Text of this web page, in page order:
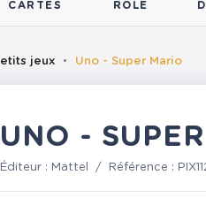
CARTES
RÔLE
jeux Uno - Super Mario
UNO -
Éditeur : Mattel / Référence :